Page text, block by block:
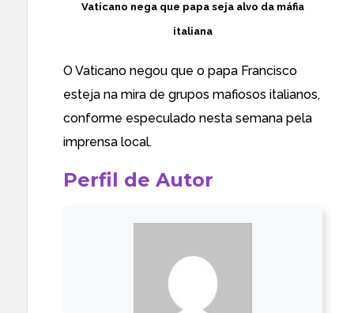
Vaticano nega que papa seja alvo da máfia
italiana
O Vaticano negou que o papa Francisco
esteja na mira de grupos mafiosos italianos,
conforme especulado nesta semana pela
imprensa local.
Perfil de Autor